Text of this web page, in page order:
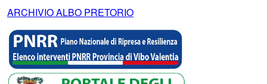
ARCHIVIO ALBO PRETORIO